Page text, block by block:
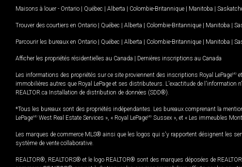
Maisons à louer - Ontario | Québec | Alberta | Colombie-Britannique | Manitoba |
Trouver des courtiers en Ontario | Québec | Alberta | Colombie-Britannique | Manitoba |
Parcourir les bureaux en Ontario | Québec | Alberta | Colombie-Britannique | Manitoba |
Afficher les propriétés résidentielles au Canada | Dernières inscriptions au Canada
Les informations des propriétés sur ce site proviennent des inscriptions Royal LePageMD
immobilières autres que Royal LePage et ses distributeurs. L'exactitude de l'information
REALTOR.ca Installation de distribution de données (SDD®).
*Tous les bureaux sont des propriétés indépendantes. Les bureaux comprenant la
LePageMD West Real Estate Services », « Royal LePageMD Sussex », et « Les immeubles
Les marques de commerce MLS® ainsi que les logos qui s'y rapportent désignent les
système de vente collaborative.
REALTOR®, REALTORS® et le logo REALTOR® sont des marques déposées de